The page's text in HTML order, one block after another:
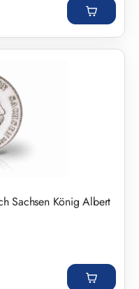
Sachsen König Albert